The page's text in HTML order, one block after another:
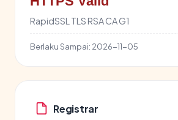
RapidSSL TLS RSA CA G1
Berlaku Sampai: 2026-11-05
Registrar